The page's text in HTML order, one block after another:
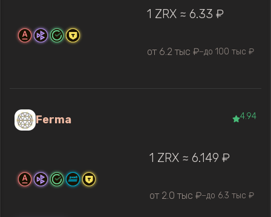
1 ZRX ≈ 6.33 ₽
от 6.2 тыс ₽—до 100 тыс ₽
Ferma 4.94
1 ZRX ≈ 6.149 ₽
от 2.0 тыс ₽—до 6.3 тыс ₽